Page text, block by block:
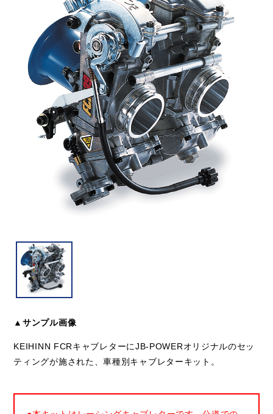
閉じる
▲サンプル画像
KEIHINN FCRキャブレターにJB-POWERオリジナルのセッ
ティングが施された、車種別キャブレターキット。